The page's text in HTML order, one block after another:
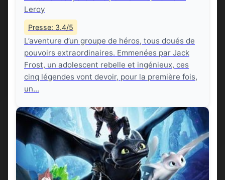
Leroy
Presse: 3.4/5
L’aventure d’un groupe de héros, tous doués de
pouvoirs extraordinaires. Emmenées par Jack
Frost, un adolescent rebelle et ingénieux, ces
cinq légendes vont devoir, pour la première fois,
un...